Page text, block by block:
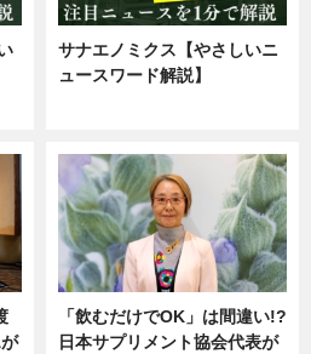
サナエノミクス【やさしいニ
ュースワード解説】
「飲むだけでOK」は間違い!?
日本サプリメント協会代表が